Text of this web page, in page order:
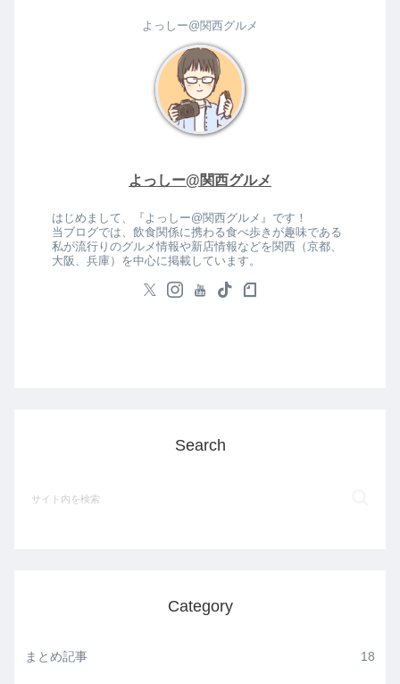
よっしー@関西グルメ
よっしー@関西グルメ
はじめまして、『よっしー@関西グルメ』です！
当ブログでは、飲食関係に携わる食べ歩きが趣味である
私が流行りのグルメ情報や新店情報などを関西（京都、
大阪、兵庫）を中心に掲載しています。
Search
Category
まとめ記事 18